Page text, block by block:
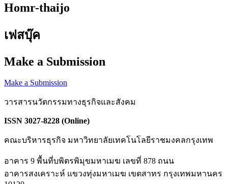
Homr-thaijo
เฟสบุ๊ค
Make a Submission
Make a Submission
วารสารนวัตกรรมทางธุรกิจและสังคม
ISSN 3027-8228 (Online)
คณะบริหารธุรกิจ มหาวิทยาลัยเทคโนโลยีราชมงคลกรุงเทพ
อาคาร 9 พื้นที่บพิตรพิมุขมหาเมฆ เลขที่ 878 ถนน
อาคารสงเคราะห์ แขวงทุ่งมหาเมฆ เขตสาทร กรุงเทพมหานคร